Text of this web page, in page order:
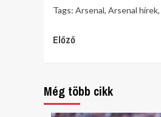
Tags: Arsenal, Arsenal hírek,
Continue
Előző
Még több cikk